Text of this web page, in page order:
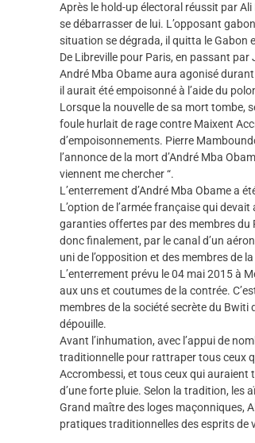
Après le hold-up électoral réussit par
se débarrasser de lui. L’opposant
situation se dégrada, il quitta le Gabon
De Libreville pour Paris, en passant par
André Mba Obame aura agonisé
il aurait été empoisonné à l’aide du
Lorsque la nouvelle de sa mort tombe,
foule hurlait de rage contre Maixent
d’empoisonnements. Pierre
l’annonce de la mort d’André Mba
viennent me chercher “.
L’enterrement d’André Mba Obame a
L’option de l’armée française qui
garanties offertes par des membres du
donc finalement, par le canal d’un
uni de l’opposition et des membres de
L’enterrement prévu le 04 mai 2015 à
aux uns et coutumes de la contrée.
membres de la société secrète du Bwiti
dépouille.
Avant l’inhumation, avec l’appui de
traditionnelle pour rattraper tous ceux
Accrombessi, et tous ceux qui auraient
d’une forte pluie. Selon la tradition, les
Grand maître des loges maçonniques,
pratiques traditionnelles des esprits de